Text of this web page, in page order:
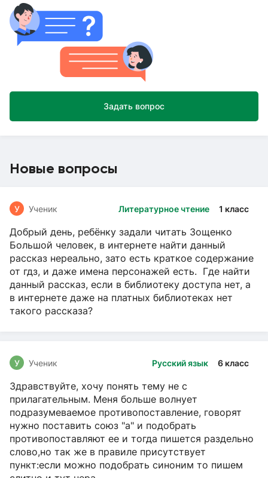
Задать вопрос
Новые вопросы
Литературное чтение 1 класс
У Ученик
Добрый день, ребёнку задали читать Зощенко
Большой человек, в интернете найти данный
рассказ нереально, зато есть краткое содержание
от гдз, и даже имена персонажей есть. Где найти
данный рассказ, если в библиотеку доступа нет, а
в интернете даже на платных библиотеках нет
такого рассказа?
Русский язык 6 класс
У Ученик
Здравствуйте, хочу понять тему не с
прилагательным. Меня больше волнует
подразумеваемое противопоставление, говорят
нужно поставить союз "а" и подобрать
противопоставляют ее и тогда пишется раздельно
слово,но так же в правиле присутствует
пункт:если можно подобрать синоним то пишем